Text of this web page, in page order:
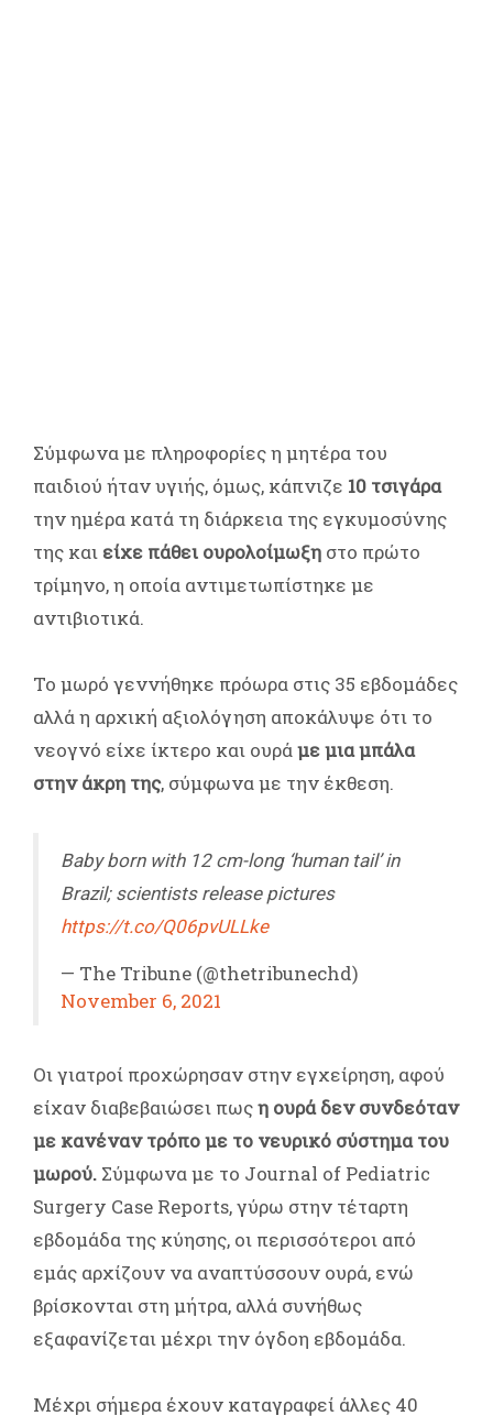
Σύμφωνα με πληροφορίες η μητέρα του
παιδιού ήταν υγιής, όμως, κάπνιζε 10 τσιγάρα
την ημέρα κατά τη διάρκεια της εγκυμοσύνης
της και είχε πάθει ουρολοίμωξη στο πρώτο
τρίμηνο, η οποία αντιμετωπίστηκε με
αντιβιοτικά.
Το μωρό γεννήθηκε πρόωρα στις 35 εβδομάδες
αλλά η αρχική αξιολόγηση αποκάλυψε ότι το
νεογνό είχε ίκτερο και ουράμε μια μπάλα
στην άκρη της, σύμφωνα με την έκθεση.
Baby born with 12 cm-long ‘human tail’ in
Brazil; scientists release pictures
https://t.co/Q06pvULLke
— The Tribune (@thetribunechd)
November 6, 2021
Οι γιατροί προχώρησαν στην εγχείρηση, αφού
είχαν διαβεβαιώσει πωςη ουρά δεν συνδεόταν
με κανέναν τρόπο με το νευρικό σύστημα του
μωρού. Σύμφωνα με το Journal of Pediatric
Surgery Case Reports, γύρω στην τέταρτη
εβδομάδα της κύησης, οι περισσότεροι από
εμάς αρχίζουν να αναπτύσσουν ουρά, ενώ
βρίσκονται στη μήτρα, αλλά συνήθως
εξαφανίζεται μέχρι την όγδοη εβδομάδα.
Μέχρι σήμερα έχουν καταγραφεί άλλες 40